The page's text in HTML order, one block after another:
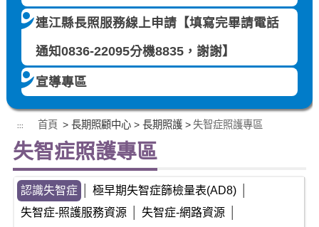
連江縣長照服務線上申請【填寫完畢請電話
通知0836-22095分機8835，謝謝】
宣導專區
::: 首頁 > 長期照顧中心 > 長期照護 > 失智症照護專區
失智症照護專區
認識失智症 極早期失智症篩檢量表(AD8)
失智症-照護服務資源
失智症-網路資源